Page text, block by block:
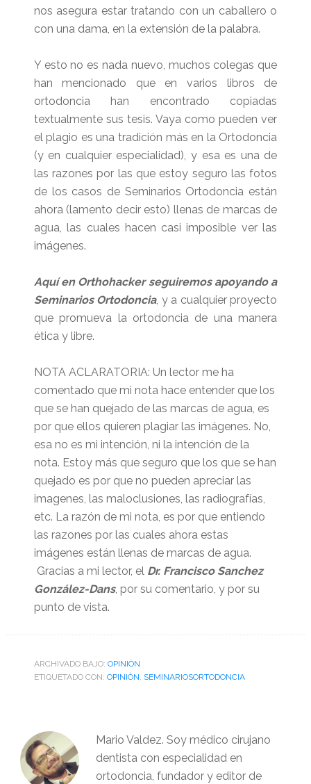
nos asegura estar tratando con un caballero o
con una dama, en la extensión de la palabra.
Y esto no es nada nuevo, muchos colegas que
han mencionado que en varios libros de
ortodoncia han encontrado copiadas
textualmente sus tesis. Vaya como pueden ver
el plagio es una tradición más en la Ortodoncia
(y en cualquier especialidad), y esa es una de
las razones por las que estoy seguro las fotos
de los casos de Seminarios Ortodoncia están
ahora (lamento decir esto) llenas de marcas de
agua, las cuales hacen casi imposible ver las
imágenes.
Aquí en Orthohacker seguiremos apoyando a
Seminarios Ortodoncia, y a cualquier proyecto
que promueva la ortodoncia de una manera
ética y libre.
NOTA ACLARATORIA: Un lector me ha
comentado que mi nota hace entender que los
que se han quejado de las marcas de agua, es
por que ellos quieren plagiar las imágenes. No,
esa no es mi intención, ni la intención de la
nota. Estoy más que seguro que los que se han
quejado es por que no pueden apreciar las
imagenes, las maloclusiones, las radiografías,
etc. La razón de mi nota, es por que entiendo
las razones por las cuales ahora estas
imágenes están llenas de marcas de agua.
Gracias a mi lector, el Dr. Francisco Sanchez
González-Dans, por su comentario, y por su
punto de vista.
ARCHIVADO BAJO: OPINIÒN
ETIQUETADO CON: OPINIÒN SEMINARIOSORTODONCIA
Mario Valdez. Soy médico cirujano
dentista con especialidad en
ortodoncia, fundador y editor de